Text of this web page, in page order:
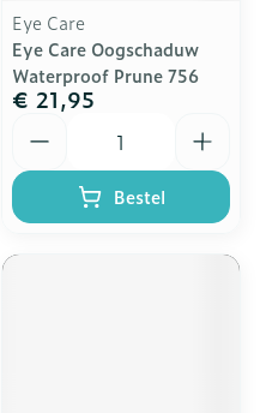
Eye Care
Eye Care Oogschaduw
Waterproof Prune 756
€ 21,95
Bestel